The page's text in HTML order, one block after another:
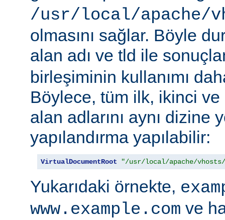
/usr/local/apache/
olmasını sağlar. Böyle
alan adı ve tld ile
birleşiminin kullanımı
Böylece, tüm ilk, ikinci
alan adlarını aynı dizine
yapılandırma yapılabilir:
VirtualDocumentRoot "/usr/local/apache/vhosts/
Yukarıdaki örnekte,
www.example.com ve